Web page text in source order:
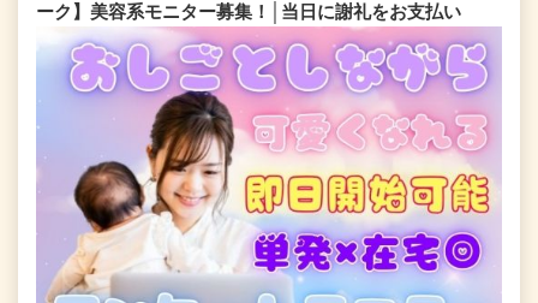
ーク】美容系モニター募集！│当日に謝礼をお支払い